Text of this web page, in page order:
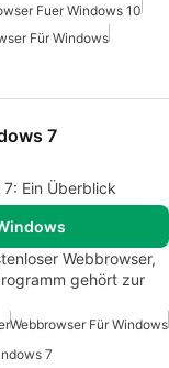
Fuer Windows 10
Für Windows
7
Ein Überblick
Webbrowser,
gehört zur
Webbrowser Für Windows
7